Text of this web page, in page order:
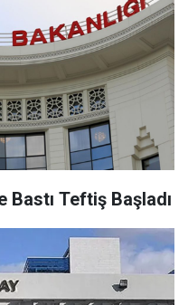
Bastı Teftiş Başladı